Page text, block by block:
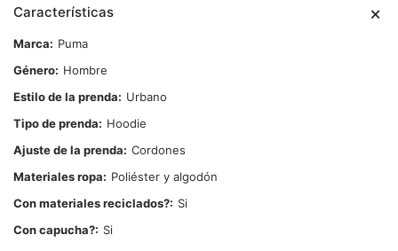
Características
Marca
Puma
Género
Hombre
Estilo de la prenda
Urbano
Tipo de prenda
Hoodie
Ajuste de la prenda
Cordones
Materiales ropa
Poliéster y algodón
Con materiales reciclados?
Si
Con capucha?
Si